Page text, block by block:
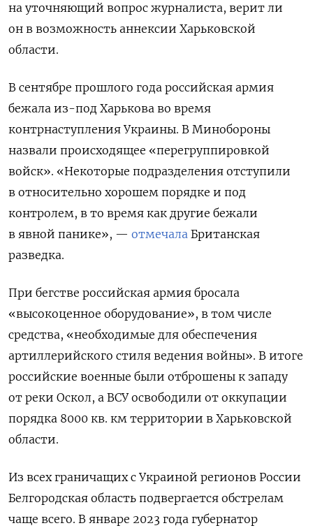
на уточняющий вопрос журналиста, верит ли
он в возможность аннексии Харьковской
области.
В сентябре прошлого года российская армия
бежала из-под Харькова во время
контрнаступления Украины. В Минобороны
назвали происходящее «перегруппировкой
войск». «Некоторые подразделения отступили
в относительно хорошем порядке и под
контролем, в то время как другие бежали
в явной панике», — отмечала Британская
разведка.
При бегстве российская армия бросала
«высокоценное оборудование», в том числе
средства, «необходимые для обеспечения
артиллерийского стиля ведения войны». В итоге
российские военные были отброшены к западу
от реки Оскол, а ВСУ освободили от оккупации
порядка 8000 кв. км территории в Харьковской
области.
Из всех граничащих с Украиной регионов России
Белгородская область подвергается обстрелам
чаще всего. В январе 2023 года губернатор